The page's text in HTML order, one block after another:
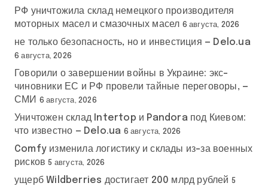
РФ уничтожила склад немецкого производителя
моторных масел и смазочных масел 6 августа, 2026
не только безопасность, но и инвестиция — Delo.ua
6 августа, 2026
Говорили о завершении войны в Украине: экс-
чиновники ЕС и РФ провели тайные переговоры, —
СМИ
6 августа, 2026
Уничтожен склад Intertop и Pandora под Киевом:
что известно — Delo.ua 6 августа, 2026
Comfy изменила логистику и склады из-за военных
рисков 5 августа, 2026
ущерб Wildberries достигает 200 млрд рублей 5